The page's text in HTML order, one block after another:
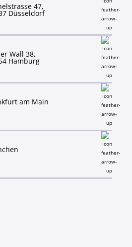
47,
Düsseldorf
Wall 38,
Hamburg
am Main